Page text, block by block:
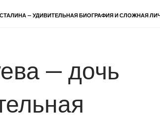
— УДИВИТЕЛЬНАЯ БИОГРАФИЯ И СЛОЖНАЯ
— дочь